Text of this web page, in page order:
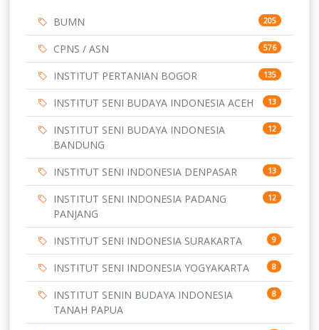
BUMN 205
CPNS / ASN 576
INSTITUT PERTANIAN BOGOR 135
INSTITUT SENI BUDAYA INDONESIA ACEH 13
INSTITUT SENI BUDAYA INDONESIA
BANDUNG
12
INSTITUT SENI INDONESIA DENPASAR 13
INSTITUT SENI INDONESIA PADANG
PANJANG
12
INSTITUT SENI INDONESIA SURAKARTA 9
INSTITUT SENI INDONESIA YOGYAKARTA 8
INSTITUT SENIN BUDAYA INDONESIA
TANAH PAPUA
8